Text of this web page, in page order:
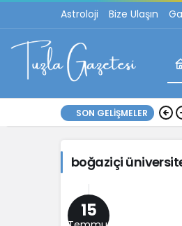
Astroloji Bize Ulaşın
boğaziçi
üniversitesi
Haberleri
SON GELIŞMELER
boğaziçi
15